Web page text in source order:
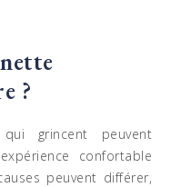
?
grincent peuvent
confortable
peuvent différer,